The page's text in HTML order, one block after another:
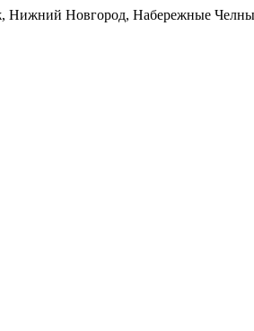
Новгород, Набережные